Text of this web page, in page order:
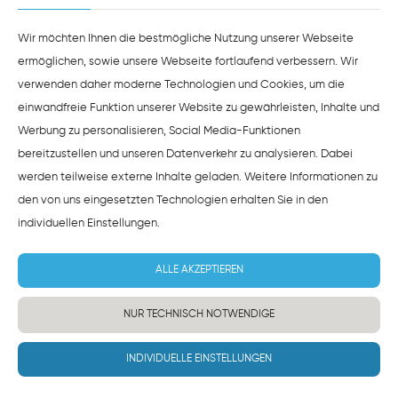
ZUSTIMMEN
HINWEISE ZUM DATENSCHUTZ
Wir möchten Ihnen die bestmögliche Nutzung unserer Webseite
ermöglichen, sowie unsere Webseite fortlaufend verbessern. Wir
verwenden daher moderne Technologien und Cookies, um die
einwandfreie Funktion unserer Website zu gewährleisten, Inhalte und
Werbung zu personalisieren, Social Media-Funktionen
bereitzustellen und unseren Datenverkehr zu analysieren. Dabei
werden teilweise externe Inhalte geladen. Weitere Informationen zu
den von uns eingesetzten Technologien erhalten Sie in den
individuellen Einstellungen.
ALLE AKZEPTIEREN
NUR TECHNISCH NOTWENDIGE
INDIVIDUELLE EINSTELLUNGEN